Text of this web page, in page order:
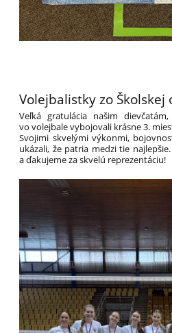
Volejbalistky zo Školskej
Veľká gratulácia našim
vo volejbale vybojovali krásne 3.
Svojimi skvelými výkonmi,
ukázali, že patria medzi tie
a ďakujeme za skvelú reprezentáciu!